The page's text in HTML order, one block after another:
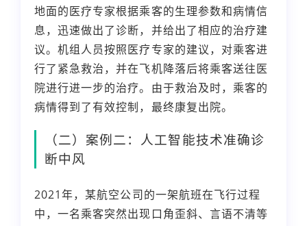
地面的医疗专家根据乘客的生理参数和病情信
息，迅速做出了诊断，并给出了相应的治疗建
议。机组人员按照医疗专家的建议，对乘客进
行了紧急救治，并在飞机降落后将乘客送往医
院进行进一步的治疗。由于救治及时，乘客的
病情得到了有效控制，最终康复出院。
（二）案例二：人工智能技术准确诊
断中风
2021年，某航空公司的一架航班在飞行过程
中，一名乘客突然出现口角歪斜、言语不清等